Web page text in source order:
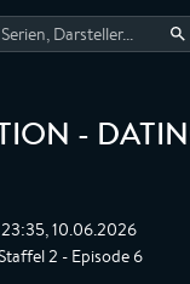
-
10.06.2026
2 - Episode 6